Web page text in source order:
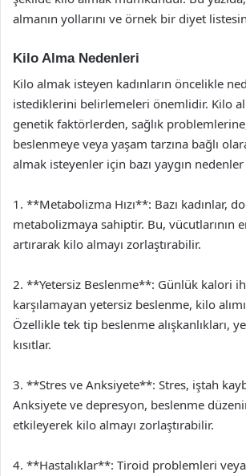
almanın yollarını ve örnek bir diyet
Kilo Alma Nedenleri
Kilo almak isteyen kadınların öncelikle
istediklerini belirlemeleri önemlidir. Kilo
genetik faktörlerden, sağlık
beslenmeye veya yaşam tarzına bağlı
almak isteyenler için bazı yaygın
1. **Metabolizma Hızı**: Bazı kadınlar,
metabolizmaya sahiptir. Bu, vücutlarının
artırarak kilo almayı zorlaştırabilir.
2. **Yetersiz Beslenme**: Günlük kalori
karşılamayan yetersiz beslenme, kilo
Özellikle tek tip beslenme alışkanlıkları,
kısıtlar.
3. **Stres ve Anksiyete**: Stres, iştah
Anksiyete ve depresyon, beslenme
etkileyerek kilo almayı zorlaştırabilir.
4. **Hastalıklar**: Tiroid problemleri